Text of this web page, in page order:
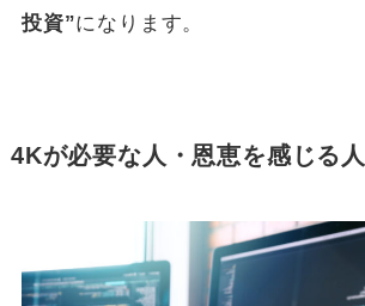
投資”になります。
4Kが必要な人・恩恵を感じる人